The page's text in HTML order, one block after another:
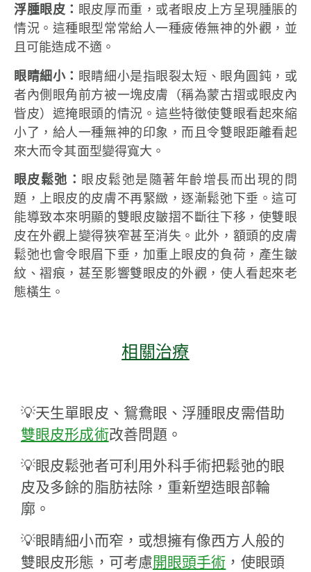
浮腫眼皮： 眼皮厚而重，或者眼皮上方呈現腫脹的
情況。這種眼型常常給人一種疲倦無神的外觀，並
且可能造成不適。
眼睛細小： 眼睛細小是指眼裂太短、眼角圓鈍，或
者內側眼角前方被一塊皮膚（稱為蒙古摺或眼皮內
眥皮）遮掩眼頭的情況。這些特徵使雙眼看起來縮
小了，給人一種無神的印象，而且令雙眼距離看起
來大而令其面型變得寬大。
眼皮鬆弛： 眼皮鬆弛是隨著年齡增長而出現的問
題，上眼皮的皮膚不再緊緻，逐漸鬆弛下垂。這可
能導致本來明顯的雙眼皮皺摺不斷往下移，使雙眼
皮在外觀上變得狹窄甚至消失。此外，額頭的皮膚
鬆弛也會令眼眉下垂，加重上眼皮的負荷，產生皺
紋、褶痕，甚至影響雙眼皮的外觀，使人看起來老
態橫生。
相關治療
💡天生單眼皮、鴛鴦眼、浮腫眼皮需借助
雙眼皮形成術改善問題。
💡眼皮鬆弛者可利用外科手術把鬆弛的眼
皮及多餘的脂肪袪除，重新塑造眼部輪
廓。
💡眼睛細小而窄，或想擁有像西方人般的
雙眼皮形態，可考慮開眼頭手術 ，使眼頭